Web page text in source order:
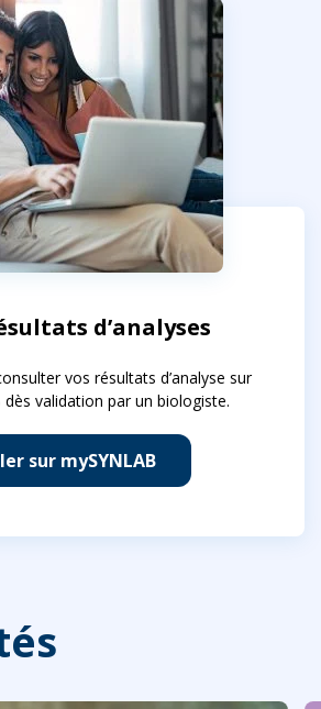
d’analyses
vos résultats d’analyse sur
dès validation par un biologiste.
sur mySYNLAB